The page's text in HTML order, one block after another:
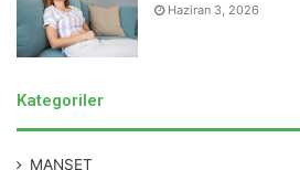
KOAH hastaları COVID-19’u daha
bariyerlerdeki yıkım, gerekse
kişiyi enfeksiyonlara daha açık
enfeksiyonların iyileşme süreci de
Haziran 3, 2026
Kategoriler
MANŞET